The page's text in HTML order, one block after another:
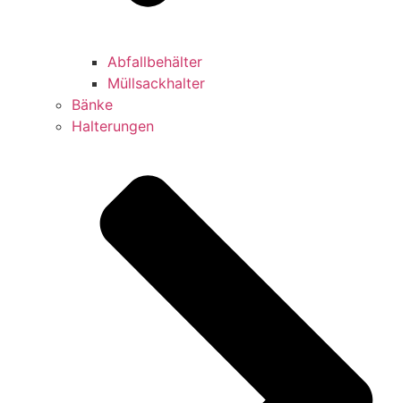
Abfallbehälter
Müllsackhalter
Bänke
Halterungen